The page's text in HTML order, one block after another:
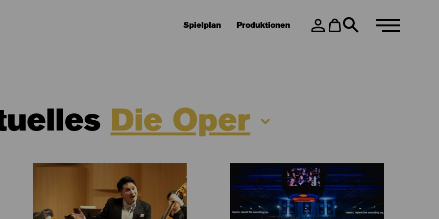
Spielplan Produktionen
Die Oper